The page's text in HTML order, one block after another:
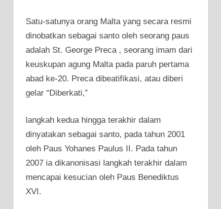
Satu-satunya orang Malta yang secara resmi
dinobatkan sebagai santo oleh seorang paus
adalah St. George Preca , seorang imam dari
keuskupan agung Malta pada paruh pertama
abad ke-20. Preca dibeatifikasi, atau diberi
gelar “Diberkati,”
langkah kedua hingga terakhir dalam
dinyatakan sebagai santo, pada tahun 2001
oleh Paus Yohanes Paulus II. Pada tahun
2007 ia dikanonisasi langkah terakhir dalam
mencapai kesucian oleh Paus Benediktus
XVI.